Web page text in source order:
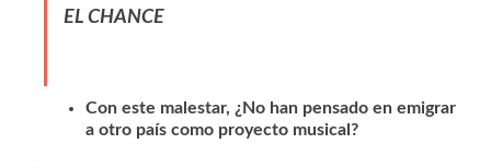
EL CHANCE
Con este malestar, ¿No han pensado en emigrar
a otro país como proyecto musical?